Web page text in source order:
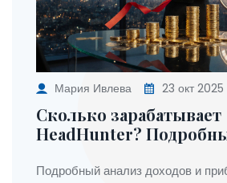
Мария Ивлева 23 окт 2025
Сколько зарабатывает
HeadHunter?
Подробный анализ доходов и